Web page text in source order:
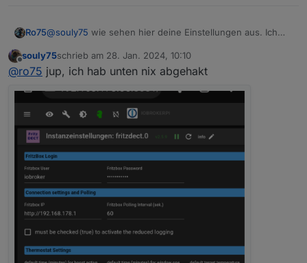
Ro75@souly75 wie sehen hier deine Einstellungen aus. Ich
beobachten), dass es von den Häkchen abhängig ist -
obwohl das keine Auswirkung, zumindest darauf, haben
Ro75.
Offline
souly75schrieb am 28. Jan. 2024, 10:10
zuletzt editiert von
@ro75 jup, ich hab unten nix abgehakt